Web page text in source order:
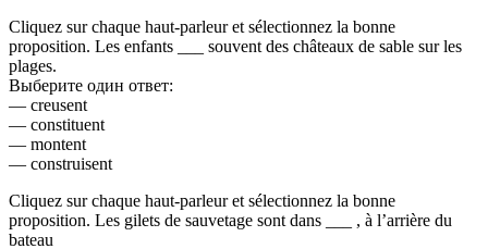
Cliquez sur chaque haut-parleur et sélectionnez la bonne
proposition. Les enfants ___ souvent des châteaux de sable sur les
plages.
Выберите один ответ:
— creusent
— constituent
— montent
— construisent
Cliquez sur chaque haut-parleur et sélectionnez la bonne
proposition. Les gilets de sauvetage sont dans ___ , à l’arrière du
bateau